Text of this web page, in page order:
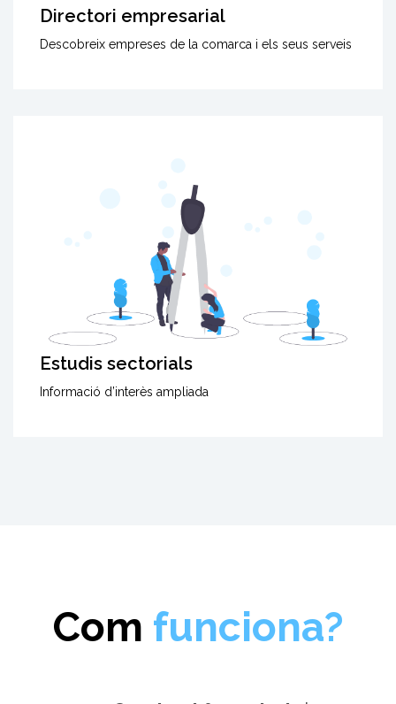
Directori empresarial
Descobreix empreses de la comarca i els seus serveis
Estudis sectorials
Informació d’interès ampliada
Com funciona?